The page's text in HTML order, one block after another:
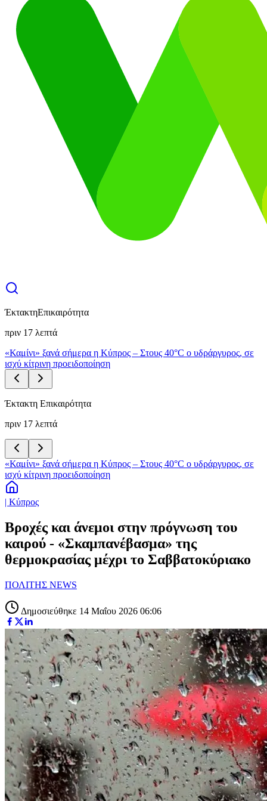
ΈκτακτηΕπικαιρότητα
πριν 17 λεπτά
«Καμίνι» ξανά σήμερα η Κύπρος – Στους 40°C ο υδράργυρος, σε
ισχύ κίτρινη προειδοποίηση
Έκτακτη Επικαιρότητα
πριν 17 λεπτά
«Καμίνι» ξανά σήμερα η Κύπρος – Στους 40°C ο υδράργυρος, σε
ισχύ κίτρινη προειδοποίηση
| Κύπρος
Βροχές και άνεμοι στην πρόγνωση του
καιρού - «Σκαμπανέβασμα» της
θερμοκρασίας μέχρι το Σαββατοκύριακο
ΠΟΛΙΤΗΣ NEWS
Δημοσιεύθηκε 14 Μαΐου 2026 06:06